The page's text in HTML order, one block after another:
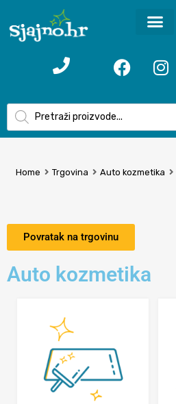
Home Trgovina Auto kozmetika
Povratak na trgovinu
Auto kozmetika